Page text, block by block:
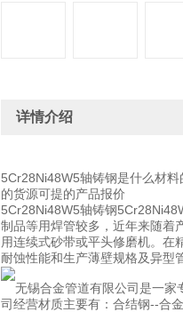
详情介绍
5Cr28Ni48W5轴铸钢是什么材
的货源可提的产品报价
5Cr28Ni48W5轴铸钢
制品等用焊管较多，近年来随着
用连续式砂带或平头修磨机。在
耐蚀性能和生产薄壁规格及异型
无锡合金管道有限公司是一家
司经营材质主要有：合结钢--合